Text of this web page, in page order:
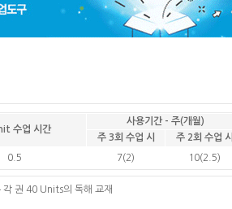
수업 시간
사용기간 - 주(개월)
주 3회 수업 시
주 2회 수업 시
0.5 7(2) 10(2.5)
각 권 40 Units의 독해 교재